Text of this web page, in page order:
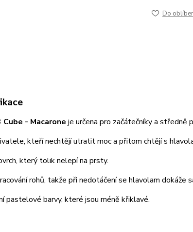
Do
- Macarone je určena pro začátečníky a středně
kteří nechtějí utratit moc a přitom chtějí s
který tolik nelepí na prsty.
rohů, takže při nedotáčení se hlavolam dokáže
pastelové barvy, které jsou méně křiklavé.